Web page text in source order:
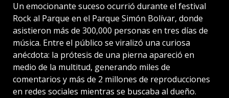
Un emocionante suceso ocurrió durante el festival
Rock al Parque en el Parque Simón Bolívar, donde
asistieron más de 300,000 personas en tres días de
música. Entre el público se viralizó una curiosa
anécdota: la prótesis de una pierna apareció en
medio de la multitud, generando miles de
comentarios y más de 2 millones de reproducciones
en redes sociales mientras se buscaba al dueño.